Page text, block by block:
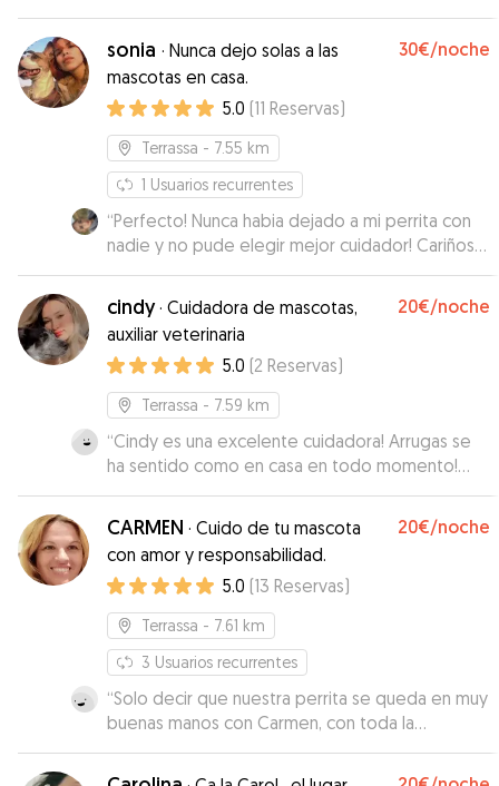
hiperactiu haha”
sonia · Nunca dejo solas a las
mascotas en casa.
30€/noche
5.0 (11 Reservas)
Terrassa - 7.55 km
1 Usuarios recurrentes
“Perfecto! Nunca habia dejado a mi perrita con
nadie y no pude elegir mejor cuidador! Cariñosa,
atenta, segura y comunicativa. Repetiremos con
Sonia!
cindy· Cuidadora de mascotas,
auxiliar veterinaria
20€/noche
5.0 (2 Reservas)
Terrassa - 7.59 km
“Cindy es una excelente cuidadora! Arrugas se
ha sentido como en casa en todo momento!
Muchas gracias Cindy! Definitivamente
repetiremos!
CARMEN · Cuido de tu mascota
con amor y responsabilidad.
20€/noche
5.0 (13 Reservas)
Terrassa - 7.61 km
3 Usuarios recurrentes
“Solo decir que nuestra perrita se queda en muy
buenas manos con Carmen, con toda la
confianza, muy agradecidos”